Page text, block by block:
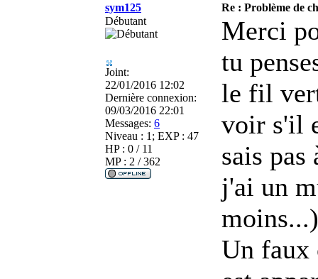
sym125
Re : Problème de
Débutant
Joint:
22/01/2016 12:02
Dernière connexion:
09/03/2016 22:01
Messages: 6
Niveau : 1; EXP : 47
HP : 0 / 11
MP : 2 / 362
Merci
tu
le fil
voir s'il
sais
j'ai un
moins...)
Un faux